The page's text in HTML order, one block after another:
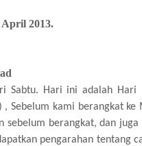
April 2013.
Sabtu. Hari ini adalah Hari
Sebelum kami berangkat ke
sebelum berangkat, dan
pengarahan tentang